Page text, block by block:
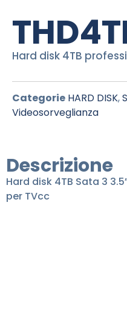
Hard disk 4TB
Categorie HARD DISK,
Videosorveglianza
Descrizione
Hard disk 4TB Sata 3
per TVcc